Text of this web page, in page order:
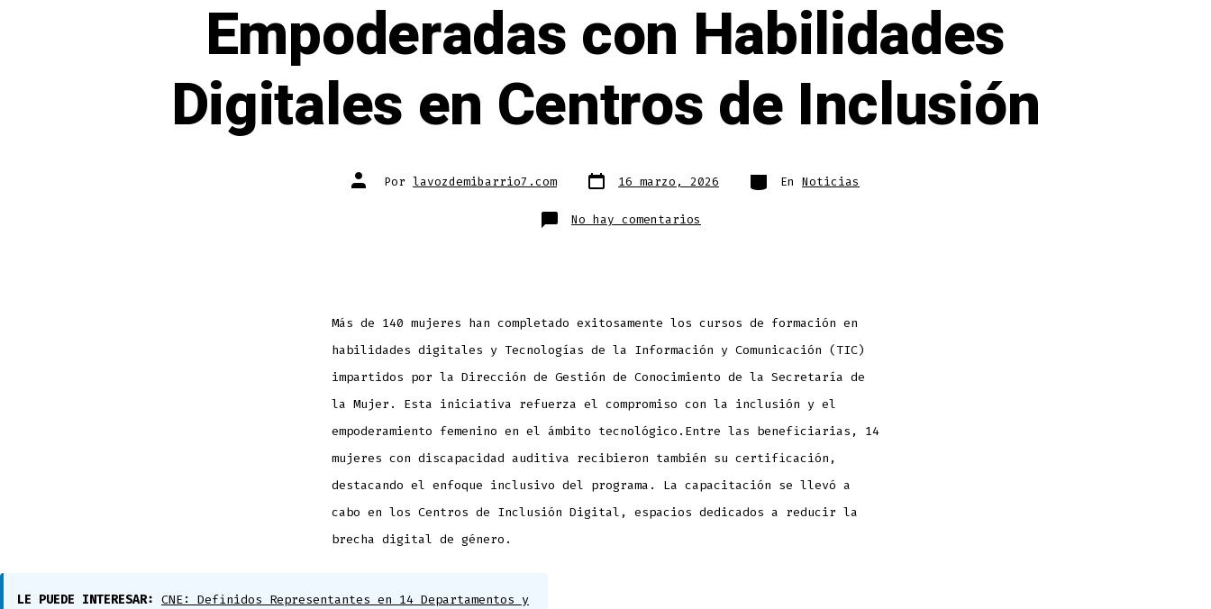
Empoderadas con Habilidades
Digitales en Centros de Inclusión
Autor
de Por lavozdemibarrio7.com Fecha
de 16 marzo, 2026 Categorías
En Noticias
No hay comentarios
Más
Centros
Inclusión
Más de 140 mujeres han completado exitosamente los cursos de formación en
habilidades digitales y Tecnologías de la Información y Comunicación (TIC)
impartidos por la Dirección de Gestión de Conocimiento de la Secretaría de
la Mujer. Esta iniciativa refuerza el compromiso con la inclusión y el
empoderamiento femenino en el ámbito tecnológico.Entre las beneficiarias, 14
mujeres con discapacidad auditiva recibieron también su certificación,
destacando el enfoque inclusivo del programa. La capacitación se llevó a
cabo en los Centros de Inclusión Digital, espacios dedicados a reducir la
brecha digital de género.
LE PUEDE INTERESAR: CNE: Definidos Representantes en 14 Departamentos y